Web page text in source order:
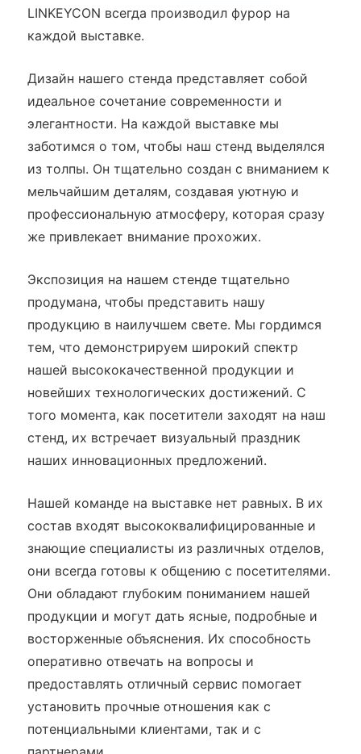
LINKEYCON всегда производил фурор на
каждой выставке.
Дизайн нашего стенда представляет собой
идеальное сочетание современности и
элегантности. На каждой выставке мы
заботимся о том, чтобы наш стенд выделялся
из толпы. Он тщательно создан с вниманием к
мельчайшим деталям, создавая уютную и
профессиональную атмосферу, которая сразу
же привлекает внимание прохожих.
Экспозиция на нашем стенде тщательно
продумана, чтобы представить нашу
продукцию в наилучшем свете. Мы гордимся
тем, что демонстрируем широкий спектр
нашей высококачественной продукции и
новейших технологических достижений. С
того момента, как посетители заходят на наш
стенд, их встречает визуальный праздник
наших инновационных предложений.
Нашей команде на выставке нет равных. В их
состав входят высококвалифицированные и
знающие специалисты из различных отделов,
они всегда готовы к общению с посетителями.
Они обладают глубоким пониманием нашей
продукции и могут дать ясные, подробные и
восторженные объяснения. Их способность
оперативно отвечать на вопросы и
предоставлять отличный сервис помогает
установить прочные отношения как с
потенциальными клиентами, так и с